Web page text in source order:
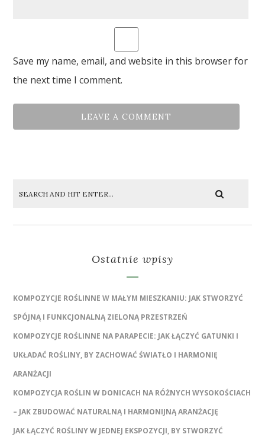
Save my name, email, and website in this browser for
the next time I comment.
Ostatnie wpisy
KOMPOZYCJE ROŚLINNE W MAŁYM MIESZKANIU: JAK STWORZYĆ
SPÓJNĄ I FUNKCJONALNĄ ZIELONĄ PRZESTRZEŃ
KOMPOZYCJE ROŚLINNE NA PARAPECIE: JAK ŁĄCZYĆ GATUNKI I
UKŁADAĆ ROŚLINY, BY ZACHOWAĆ ŚWIATŁO I HARMONIĘ
ARANŻACJI
KOMPOZYCJA ROŚLIN W DONICACH NA RÓŻNYCH WYSOKOŚCIACH
– JAK ZBUDOWAĆ NATURALNĄ I HARMONIJNĄ ARANŻACJĘ
JAK ŁĄCZYĆ ROŚLINY W JEDNEJ EKSPOZYCJI, BY STWORZYĆ